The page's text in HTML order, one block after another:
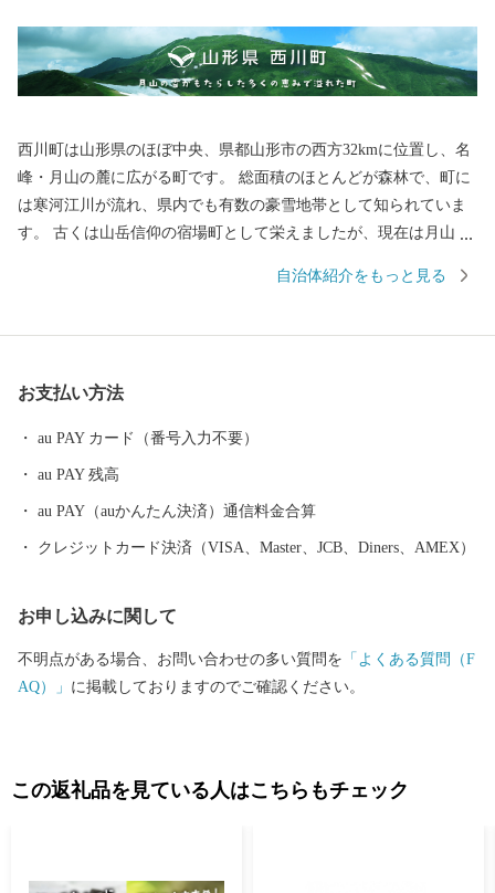
西川町は山形県のほぼ中央、県都山形市の西方32kmに位置し、名
峰・月山の麓に広がる町です。 総面積のほとんどが森林で、町に
は寒河江川が流れ、県内でも有数の豪雪地帯として知られていま
す。 古くは山岳信仰の宿場町として栄えましたが、現在は月山の
に蓄えられた水を利用し、地ビールや地酒の販売、月山湖大噴水
自治体紹介をもっと見る
お支払い方法
au PAY カード（番号入力不要）
au PAY 残高
au PAY（auかんたん決済）通信料金合算
クレジットカード決済（VISA、Master、JCB、Diners、AMEX）
お申し込みに関して
不明点がある場合、お問い合わせの多い質問を 「よくある質問（F
AQ）」 に掲載しておりますのでご確認ください。
この返礼品を見ている人はこちらもチェック